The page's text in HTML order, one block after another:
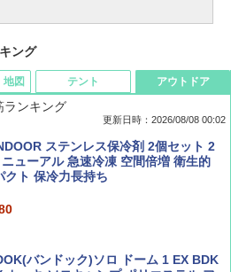
ング
ビ-パル) 2026年 9 月号【特別付録:
ミニマル"旅"財布 ランダム2種】
ニーファン ２０２６年 ９月号 [雑
地図
球の歩き方 チェンマイ タイ北部の魅
町 2026～2027 地球の歩き方D アジア
歩き方 スター・ウォーズ
テント
パーズコレクション 山善] ポップアッ
ト 傘みたいに広げて畳める パッとサ
ンシェード キューブ フルクローズ メ
ング カーキ PATC-150(KH)
アウトドア
ランキング
更新日時：2026/08/08 00:02
ステンレス保冷剤 2個セット 2
ューアル 急速冷凍 空間倍増 衛生的
クト 保冷力長持ち
バンドック)ソロ ドーム 1 EX BDK